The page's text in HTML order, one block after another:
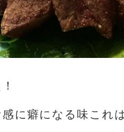
に癖になる味これ